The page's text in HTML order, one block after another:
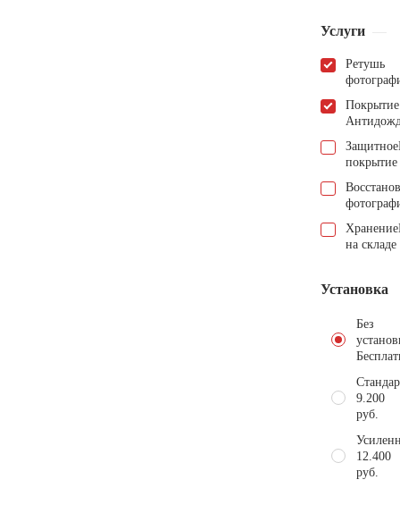
Услуги
Ретушь
Покрытие
Защитное
покрытие
Хранение
на складе
Установка
Без
9.200
руб.
12.400
руб.